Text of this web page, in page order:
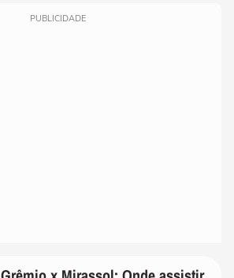
PUBLICIDADE